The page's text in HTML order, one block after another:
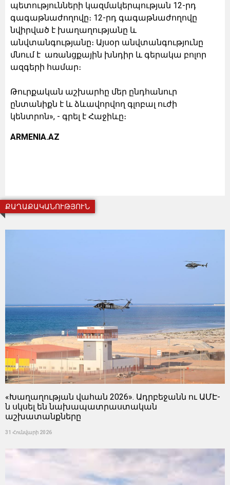
պետությունների կազմակերպության 12-րդ
գագաթնաժողովը։ 12-րդ գագաթնաժողովը
նվիրված է խաղաղությանը և
անվտանգությանը։ Այսօր անվտանգությունը
մնում է առանցքային խնդիր և գերակա բոլոր
ազգերի համար։
Թուրքական աշխարհը մեր ընդհանուր
ընտանիքն է և ձևավորվող գլոբալ ուժի
կենտրոն», - գրել է Հաջիևը։
ARMENIA.AZ
ՔԱՂԱՔԱԿԱՆՈՒԹՅՈՒՆ
«Խաղաղության վահան 2026». Ադրբեջանն ու ԱՄԷ-
ն սկսել են նախապատրաստական ​​
աշխատանքները
31 Հունվարի 2026